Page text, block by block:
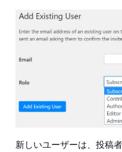
新しいユーザーは、投稿